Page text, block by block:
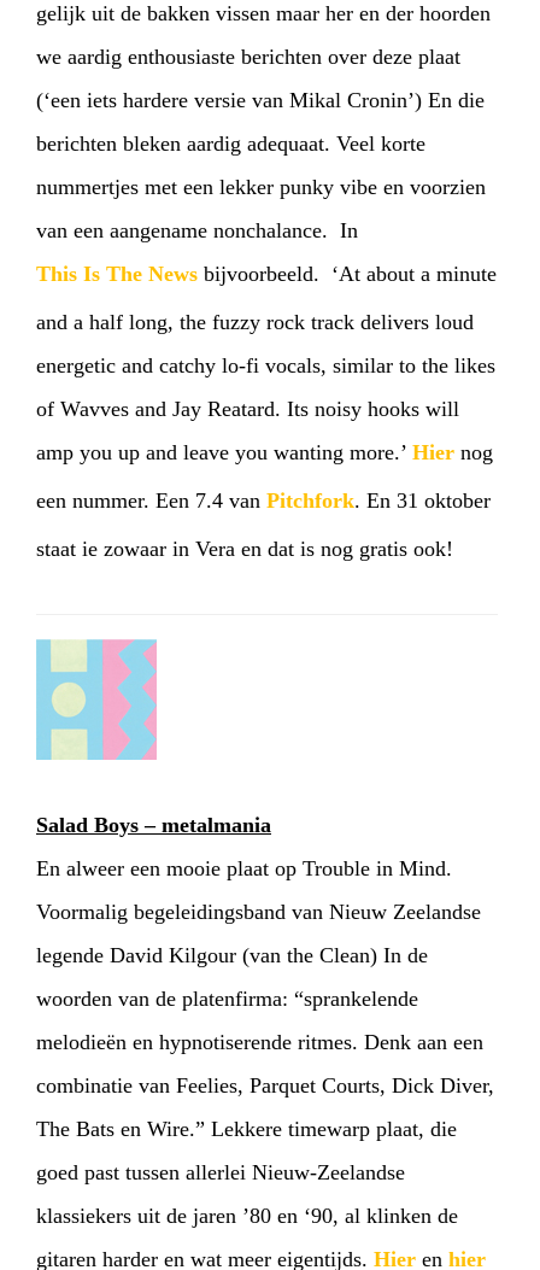
gelijk uit de bakken vissen maar her en der hoorden
we aardig enthousiaste berichten over deze plaat
(‘een iets hardere versie van Mikal Cronin’) En die
berichten bleken aardig adequaat. Veel korte
nummertjes met een lekker punky vibe en voorzien
van een aangename nonchalance. In
This Is The News bijvoorbeeld. ‘At about a minute
and a half long, the fuzzy rock track delivers loud
energetic and catchy lo-fi vocals, similar to the likes
of Wavves and Jay Reatard. Its noisy hooks will
amp you up and leave you wanting more.’ Hier nog
een nummer. Een 7.4 van Pitchfork. En 31 oktober
staat ie zowaar in Vera en dat is nog gratis ook!
Salad Boys – metalmania
En alweer een mooie plaat op Trouble in Mind.
Voormalig begeleidingsband van Nieuw Zeelandse
legende David Kilgour (van the Clean) In de
woorden van de platenfirma: “sprankelende
melodieën en hypnotiserende ritmes. Denk aan een
combinatie van Feelies, Parquet Courts, Dick Diver,
The Bats en Wire.” Lekkere timewarp plaat, die
goed past tussen allerlei Nieuw-Zeelandse
klassiekers uit de jaren ’80 en ‘90, al klinken de
gitaren harder en wat meer eigentijds. Hier en hier